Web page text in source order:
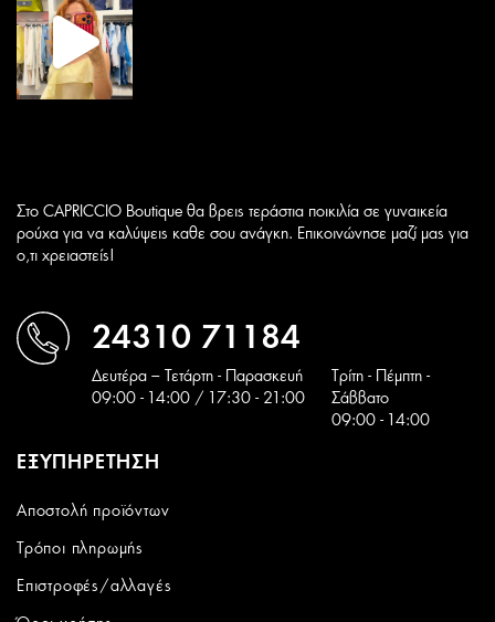
Στο CAPRICCIO Boutique θα βρεις τεράστια ποικιλία σε γυναικεία
ρούχα για να καλύψεις καθε σου ανάγκη. Επικοινώνησε μαζί μας για
ο,τι χρειαστείς!
24310 71184
Δευτέρα – Τετάρτη - Παρασκευή
09:00 - 14:00 / 17:30 - 21:00
Tρίτη - Πέμπτη -
Σάββατο
09:00 - 14:00
ΕΞΥΠΗΡΕΤΗΣΗ
Αποστολή προϊόντων
Τρόποι πληρωμής
Επιστροφές/αλλαγές